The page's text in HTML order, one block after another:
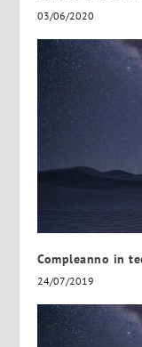
03/06/2020
Compleanno in
24/07/2019